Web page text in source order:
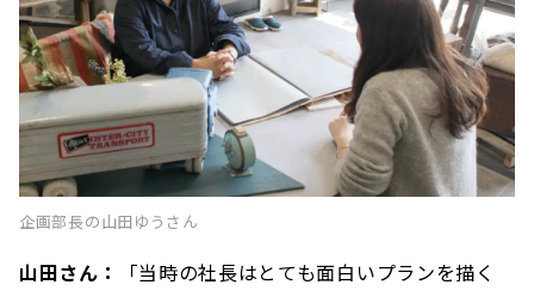
企画部長の山田ゆうさん
山田さん：
「当時の社長はとても面白いプランを描く